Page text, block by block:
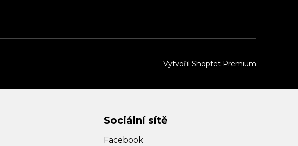
Vytvořil Shoptet Premium
Sociální sítě
Facebook